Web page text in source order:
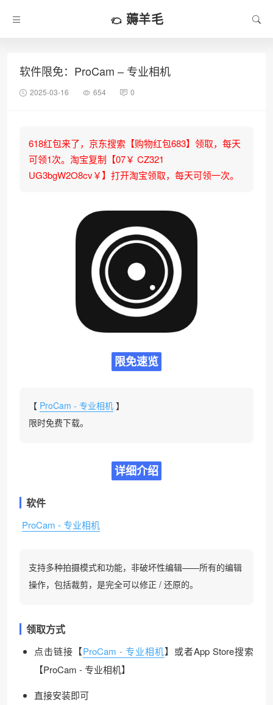
薅羊毛
软件限免：ProCam – 专业相机
2025-03-16 654 0
618红包来了，京东搜索【购物红包683】领取，每天
可领1次。淘宝复制【07￥ CZ321
UG3bgW2O8cv￥】打开淘宝领取，每天可领一次。
限免速览
【 ProCam - 专业相机 】
限时免费下载。
详细介绍
软件
ProCam - 专业相机
支持多种拍摄模式和功能，非破坏性编辑——所有的编辑
操作，包括裁剪，是完全可以修正 / 还原的。
领取方式
点击链接【ProCam - 专业相机】或者App Store搜索
【ProCam - 专业相机】
直接安装即可